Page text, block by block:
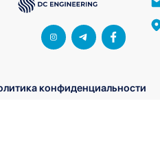
конфиденциальности